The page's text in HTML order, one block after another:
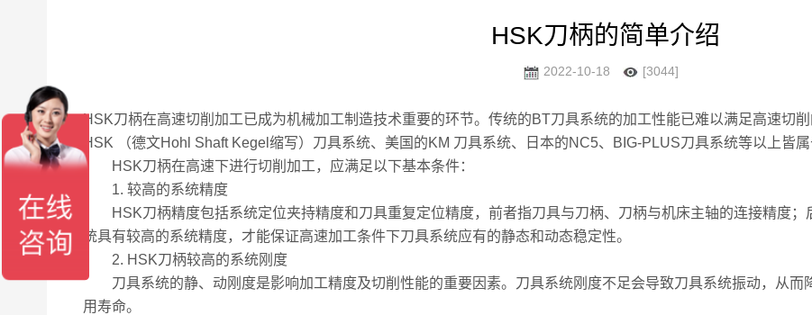
HSK刀柄的简单介绍
2022-10-18 [3044]
HSK刀柄在高速切削加工已成为机械加工制造技术重要的环节。传统的BT刀具系统的加工性能已难以满足高速切
HSK （德文Hohl Shaft Kegel缩写）刀具系统、美国的KM 刀具系统、日本的NC5、BIG-PLUS刀具系统等以上皆属
HSK刀柄在高速下进行切削加工，应满足以下基本条件：
1. 较高的系统精度
HSK刀柄精度包括系统定位夹持精度和刀具重复定位精度，前者指刀具与刀柄、刀柄与机床主轴的连接精度；
统具有较高的系统精度，才能保证高速加工条件下刀具系统应有的静态和动态稳定性。
2. HSK刀柄较高的系统刚度
刀具系统的静、动刚度是影响加工精度及切削性能的重要因素。刀具系统刚度不足会导致刀具系统振动，从而
用寿命。